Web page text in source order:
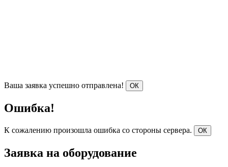
Ваша заявка успешно отправлена! ОК
Ошибка!
К сожалению произошла ошибка со стороны сервера. ОК
Заявка на оборудование